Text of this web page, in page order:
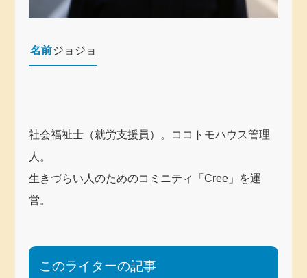
名前ジョジョ
社会福祉士（就労支援員）。ココトモハウス管理
人。
生きづらい人のためのコミニティ「Cree」を運
営。
このライターの記事